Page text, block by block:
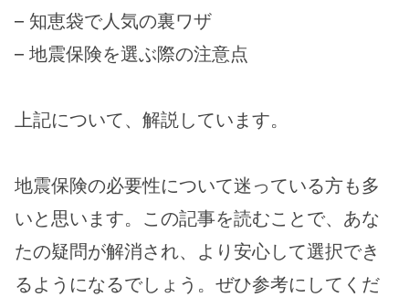
– 知恵袋で人気の裏ワザ
– 地震保険を選ぶ際の注意点
上記について、解説しています。
地震保険の必要性について迷っている方も多
いと思います。この記事を読むことで、あな
たの疑問が解消され、より安心して選択でき
るようになるでしょう。ぜひ参考にしてくだ